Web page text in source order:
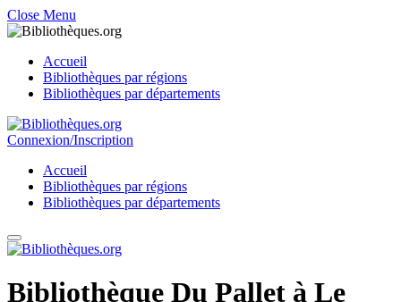
Close Menu
Accueil
Bibliothèques par régions
Bibliothèques par départements
Connexion/Inscription
Accueil
Bibliothèques par régions
Bibliothèques par départements
Bibliothèque Du Pallet à Le